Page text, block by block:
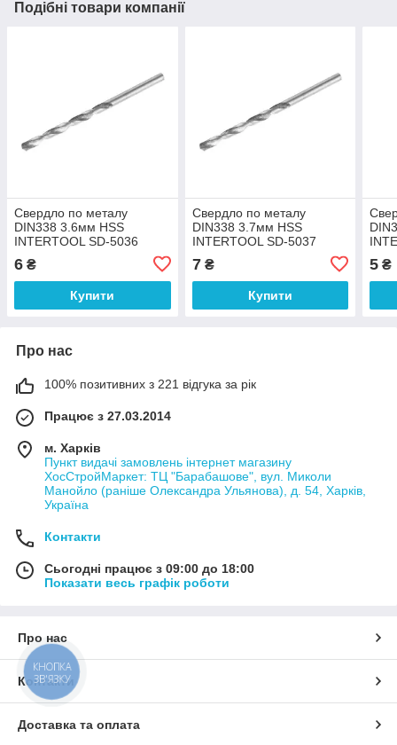
Подібні товари компанії
Свердло по металу
DIN338 3.6мм HSS
INTERTOOL SD-5036
6 ₴
Купити
Свердло по металу
DIN338 3.7мм HSS
INTERTOOL SD-5037
7₴
Купити
5 ₴
Про нас
100% позитивних з 221 відгука за рік
Працює з 27.03.2014
м. Харків
Пункт видачі замовлень інтернет магазину
ХосСтройМаркет: ТЦ "Барабашове", вул. Миколи
Манойло (раніше Олександра Ульянова), д. 54, Харків,
Україна
Контакти
Сьогодні працює з 09:00 до 18:00
Показати весь графік роботи
Про нас
Контакти
Доставка та оплата
КНОПКА
ЗВ'ЯЗКУ